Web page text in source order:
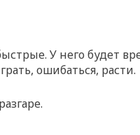
У него будет
ошибаться, расти.